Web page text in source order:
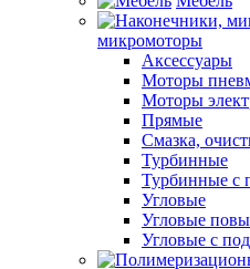
микромоторы
Аксессуары
Моторы
Моторы
Прямые
Смазка,
Турбинные
Турбинные с
Угловые
Угловые
Угловые с